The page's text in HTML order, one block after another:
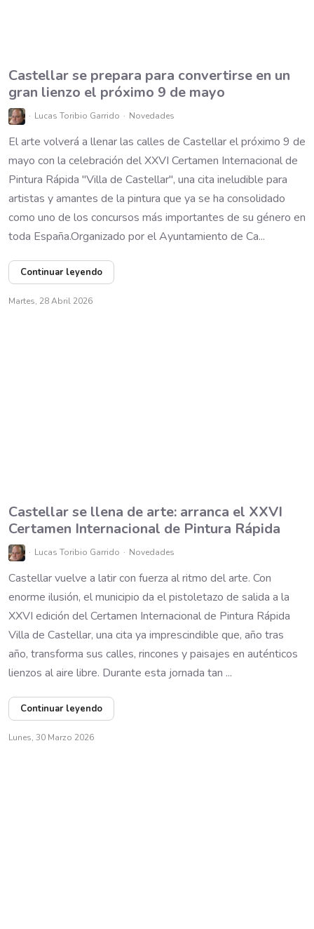
Castellar se prepara para convertirse en un
gran lienzo el próximo 9 de mayo
Lucas Toribio Garrido Novedades
El arte volverá a llenar las calles de Castellar el próximo 9 de
mayo con la celebración del XXVI Certamen Internacional de
Pintura Rápida "Villa de Castellar", una cita ineludible para
artistas y amantes de la pintura que ya se ha consolidado
como uno de los concursos más importantes de su género en
toda España.Organizado por el Ayuntamiento de Ca...
Continuar leyendo
Martes, 28 Abril 2026
Castellar se llena de arte: arranca el XXVI
Certamen Internacional de Pintura Rápida
Lucas Toribio Garrido Novedades
Castellar vuelve a latir con fuerza al ritmo del arte. Con
enorme ilusión, el municipio da el pistoletazo de salida a la
XXVI edición del Certamen Internacional de Pintura Rápida
Villa de Castellar, una cita ya imprescindible que, año tras
año, transforma sus calles, rincones y paisajes en auténticos
lienzos al aire libre. Durante esta jornada tan ...
Continuar leyendo
Lunes, 30 Marzo 2026